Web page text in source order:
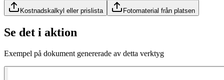
Kostnadskalkyl eller prislista Fotomaterial från platsen
Se det i aktion
Exempel på dokument genererade av detta verktyg